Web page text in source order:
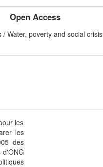
Open Access
Water, poverty and social crisis
les
les
des
d'ONG